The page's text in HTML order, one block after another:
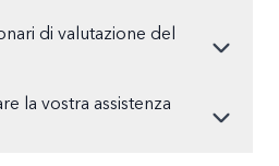
di valutazione del
la vostra assistenza